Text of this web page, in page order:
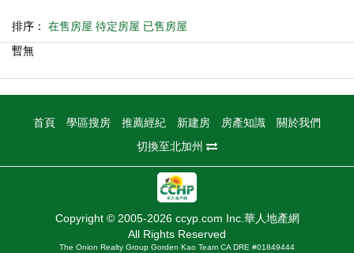
排序： 在售房屋 待定房屋 已售房屋
暫無
首頁 學區搜房 推薦經紀 新建房 房產知識
關於我們
切換至北加州
Copyright © 2005-2026 ccyp.com Inc.華人地產網
All Rights Reserved
The Onion Realty Group Gorden Kao Team CA DRE #01849444